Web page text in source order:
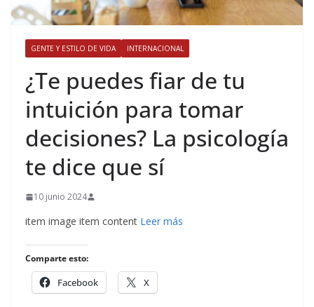
GENTE Y ESTILO DE VIDA INTERNACIONAL
​¿Te puedes fiar de tu
intuición para tomar
decisiones? La psicología
te dice que sí
10 junio 2024
item image item content Leer más
Comparte esto:
Facebook X